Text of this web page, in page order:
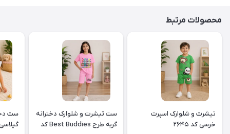
محصولات مرتبط
تیشرت و شلوارک اسپرت
خرسی کد ۲۶۴۵
ست تیشرت و شلوارک دخترانه
گربه طرح Best Buddies کد
ست